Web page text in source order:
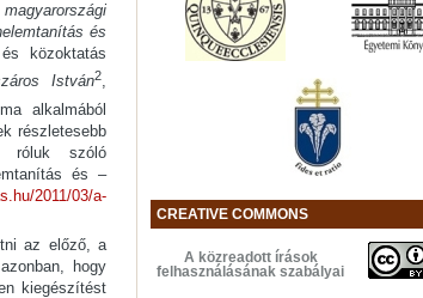
és
közoktatás
István2,
alkalmából
részletesebb
róluk szóló
és –
2011/03/a-
az előző, a
hogy
kiegészítést
CREATIVE COMMONS
A közreadott írások
felhasználásának szabályai